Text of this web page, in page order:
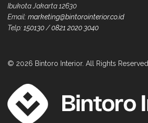
Ibukota Jakarta 12630
Email:marketing@bintorointerior.co.id
Telp: 150130/0821 2020 3040
© 2026 Bintoro Interior. All Rights Reserved.